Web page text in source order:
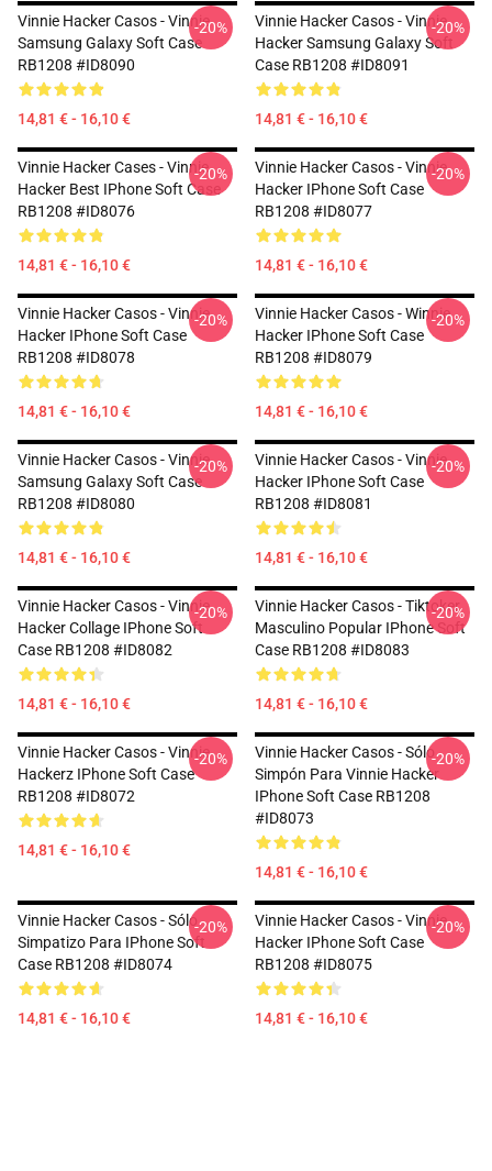
Vinnie Hacker Casos - Vinnie
Samsung Galaxy Soft Case
RB1208 #ID8090
14,81 € - 16,10 €
-20%
Vinnie Hacker Casos - Vinnie
Hacker Samsung Galaxy Soft
Case RB1208 #ID8091
14,81 € - 16,10 €
-20%
Vinnie Hacker Cases - Vinnie
Hacker Best IPhone Soft Case
RB1208 #ID8076
14,81 € - 16,10 €
-20%
Vinnie Hacker Casos - Vinnie
Hacker IPhone Soft Case
RB1208 #ID8077
14,81 € - 16,10 €
-20%
Vinnie Hacker Casos - Vinnie
Hacker IPhone Soft Case
RB1208 #ID8078
14,81 € - 16,10 €
-20%
Vinnie Hacker Casos - Winnie
Hacker IPhone Soft Case
RB1208 #ID8079
14,81 € - 16,10 €
-20%
Vinnie Hacker Casos - Vinnie
Samsung Galaxy Soft Case
RB1208 #ID8080
14,81 € - 16,10 €
-20%
Vinnie Hacker Casos - Vinnie
Hacker IPhone Soft Case
RB1208 #ID8081
14,81 € - 16,10 €
-20%
Vinnie Hacker Casos - Vinnie
Hacker Collage IPhone Soft
Case RB1208 #ID8082
14,81 € - 16,10 €
-20%
Vinnie Hacker Casos - Tiktoker
Masculino Popular IPhone Soft
Case RB1208 #ID8083
14,81 € - 16,10 €
-20%
Vinnie Hacker Casos - Vinnie
Hackerz IPhone Soft Case
RB1208 #ID8072
14,81 € - 16,10 €
-20%
Vinnie Hacker Casos - Sólo
Simpón Para Vinnie Hacker
IPhone Soft Case RB1208
#ID8073
14,81 € - 16,10 €
-20%
Vinnie Hacker Casos - Sólo
Simpatizo Para IPhone Soft
Case RB1208 #ID8074
14,81 € - 16,10 €
-20%
Vinnie Hacker Casos - Vinnie
Hacker IPhone Soft Case
RB1208 #ID8075
14,81 € - 16,10 €
-20%